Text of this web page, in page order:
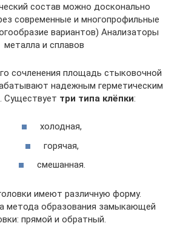
состав можно досконально
современные и многопрофильные
вариантов) Анализаторы
металла и сплавов
сочленения площадь стыковочной
надежным герметическим
Существует три типа клёпки:
холодная,
горячая,
смешанная.
имеют различную форму.
метода образования замыкающей
прямой и обратный.